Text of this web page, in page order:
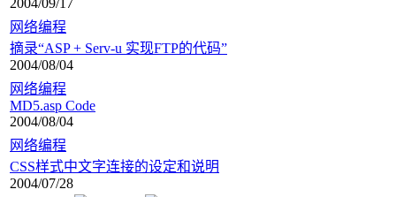
网络编程
摘录“ASP + Serv-u 实现FTP的代码”
2004/08/04
网络编程
MD5.asp Code
2004/08/04
网络编程
CSS样式中文字连接的设定和说明
2004/07/28